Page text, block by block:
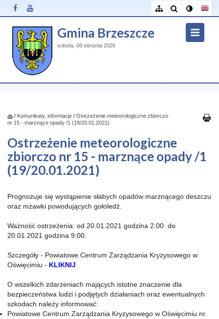
Gmina Brzeszcze
sobota, 08 sierpnia 2026
/ Komunikaty, informacje / Ostrzeżenie meteorologiczne zbiorczo
nr 15 - marznące opady /1 (19/20.01.2021)
Ostrzeżenie meteorologiczne
zbiorczo nr 15 - marznące opady /1
(19/20.01.2021)
Prognozuje się wystąpienie słabych opadów marznącego deszczu
oraz mżawki powodujących gołoledź.
Ważność ostrzeżenia: od 20.01.2021 godzina 2:00 do
20.01.2021 godzina 9:00.
Szczegóły - Powiatowe Centrum Zarządzania Kryzysowego w
Oświęcimiu - KLIKNIJ
O wszelkich zdarzeniach mających istotne znaczenie dla
bezpieczeństwa ludzi i podjętych działaniach oraz ewentualnych
szkodach należy informować:
Powiatowe Centrum Zarządzania Kryzysowego w Oświęcimiu nr.